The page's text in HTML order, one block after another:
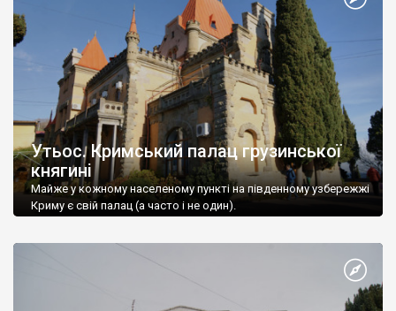
Утьос. Кримський палац грузинської
княгині
Майже у кожному населеному пункті на південному узбережжі
Криму є свій палац (а часто і не один).